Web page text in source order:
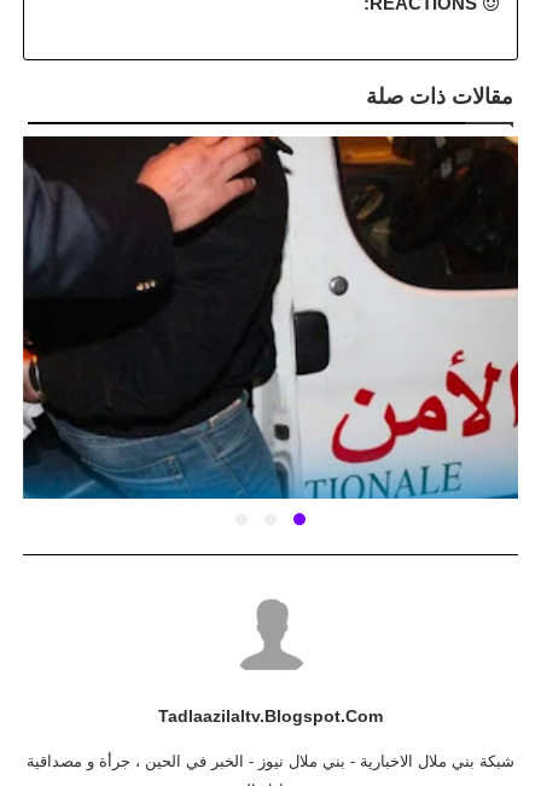
مقالات ذات صلة
Tadlaazilaltv.blogspot.com
شبكة بني ملال الاخبارية - بني ملال نيوز - الخبر في الحين ، جرأة و مصداقية